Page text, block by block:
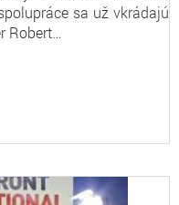
sa už vkrádajú
Robert…